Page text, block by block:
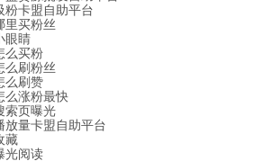
粉卡盟自助平台
里买粉丝
眼睛
么买粉
么刷粉丝
么刷赞
么涨粉最快
索页曝光
放量卡盟自助平台
藏
光阅读